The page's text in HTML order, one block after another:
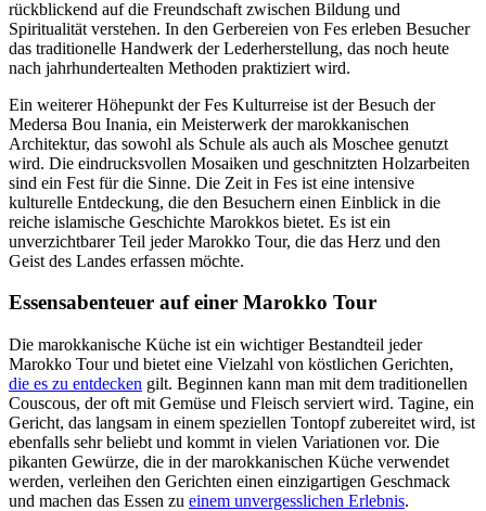
rückblickend auf die Freundschaft zwischen Bildung und
Spiritualität verstehen. In den Gerbereien von Fes erleben Besucher
das traditionelle Handwerk der Lederherstellung, das noch heute
nach jahrhundertealten Methoden praktiziert wird.
Ein weiterer Höhepunkt der Fes Kulturreise ist der Besuch der
Medersa Bou Inania, ein Meisterwerk der marokkanischen
Architektur, das sowohl als Schule als auch als Moschee genutzt
wird. Die eindrucksvollen Mosaiken und geschnitzten Holzarbeiten
sind ein Fest für die Sinne. Die Zeit in Fes ist eine intensive
kulturelle Entdeckung, die den Besuchern einen Einblick in die
reiche islamische Geschichte Marokkos bietet. Es ist ein
unverzichtbarer Teil jeder Marokko Tour, die das Herz und den
Geist des Landes erfassen möchte.
Essensabenteuer auf einer Marokko Tour
Die marokkanische Küche ist ein wichtiger Bestandteil jeder
Marokko Tour und bietet eine Vielzahl von köstlichen Gerichten,
die es zu entdecken gilt. Beginnen kann man mit dem traditionellen
Couscous, der oft mit Gemüse und Fleisch serviert wird. Tagine, ein
Gericht, das langsam in einem speziellen Tontopf zubereitet wird, ist
ebenfalls sehr beliebt und kommt in vielen Variationen vor. Die
pikanten Gewürze, die in der marokkanischen Küche verwendet
werden, verleihen den Gerichten einen einzigartigen Geschmack
und machen das Essen zu einem unvergesslichen Erlebnis.